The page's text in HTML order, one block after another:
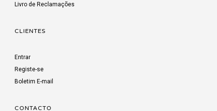
Livro de Reclamações
CLIENTES
Entrar
Registe-se
Boletim E-mail
CONTACTO